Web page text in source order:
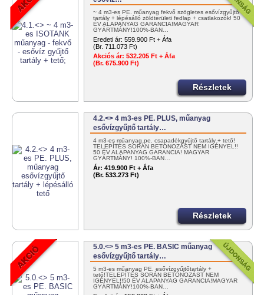
~ 4 m3-es PE. műanyag fekvő szögletes esővízgyűjtő
tartály + lépésálló zöldterületi fedlap + csatlakozók! 50
ÉV ALAPANYAG GARANCIA!MAGYAR
GYÁRTMÁNY!100%-BAN…
Eredeti ár: 559.900 Ft + Áfa
(Br. 711.073 Ft)
Akciós ár: 532.205 Ft + Áfa
(Br. 675.900 Ft)
Részletek
4.2.<> 4 m3-es PE. PLUS, műanyag
esővízgyűjtő tartály…
4 m3-es műanyag pe. csapadékgyűjtő tartály + tető!
TELEPÍTÉS SORÁN BETONOZÁST NEM IGÉNYEL!!
50 ÉV ALAPANYAG GARANCIA! MAGYAR
GYÁRTMÁNY! 100%-BAN…
Ár: 419.900 Ft + Áfa
(Br. 533.273 Ft)
Részletek
5.0.<> 5 m3-es PE. BASIC műanyag
esővízgyűjtő tartály…
5 m3-es műanyag PE. esővízgyűjtőtartály +
tető!TELEPÍTÉS SORÁN BETONOZÁST NEM
IGÉNYEL!!50 ÉV ALAPANYAG GARANCIA!MAGYAR
GYÁRTMÁNY!100%-BAN…